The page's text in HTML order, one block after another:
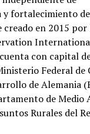
fortalecimiento de
creado en 2015
con capital
Federal de
de Alemania
de Medio
Rurales del